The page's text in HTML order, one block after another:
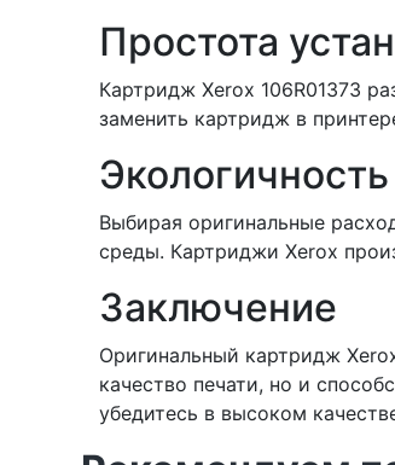
Простота
Картридж Xerox 106R01373
заменить картридж в
Экологичность
Выбирая оригинальные
среды. Картриджи Xerox
Заключение
Оригинальный картридж
качество печати, но и
убедитесь в высоком